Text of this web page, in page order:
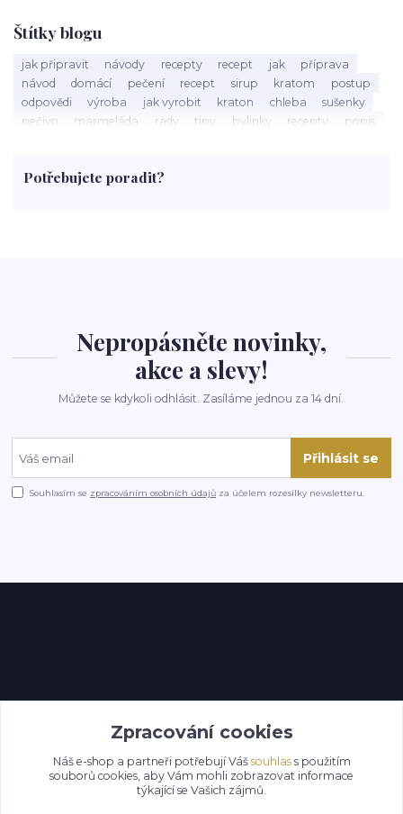
Štítky blogu
jak připravit návody recepty recept jak
příprava
návod
domácí pečení recept sirup kratom
postup
odpovědi
výroba jak vyrobit kraton chleba
sušenky
pečivo
marmeláda rady tipy bylinky recepty
popis
rohlíky
grilování čaj
Potřebujete poradit?
Nepropásněte novinky,
akce a slevy!
Můžete se kdykoli odhlásit. Zasíláme jednou za 14 dní.
Přihlásit se
Souhlasím se zpracováním osobních údajů za účelem rozesílky newsletteru.
Zpracování cookies
Náš e-shop a partneři potřebují Váš souhlass použitím
souborů cookies, aby Vám mohli zobrazovat informace
týkající se Vašich zájmů.